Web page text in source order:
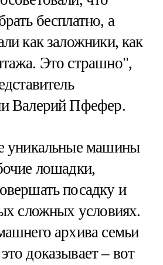
бесплатно, а
как заложники, как
Это страшно",
Валерий Пфефер.
уникальные машины
лошадки,
посадку и
сложных условиях.
архива семьи
доказывает – вот